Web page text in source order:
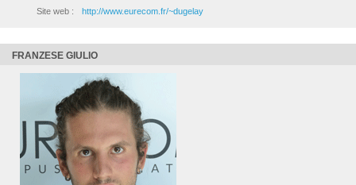
Site web :
http://www.eurecom.fr/~dugelay
FRANZESE GIULIO